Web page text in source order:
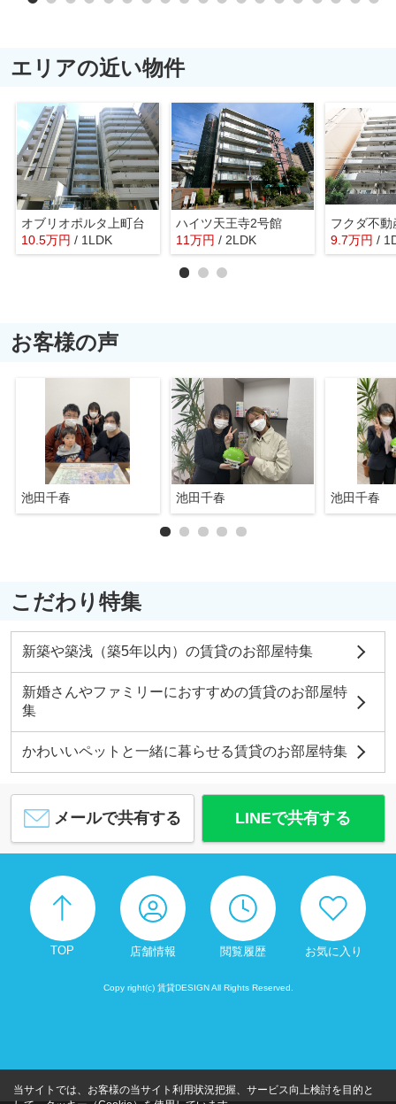
エリアの近い物件
オブリオポルタ上町台
10.5万円 / 1LDK
ハイツ天王寺2号館
11万円 / 2LDK 9.7万円 /
お客様の声
池田千春 池田千春 池田千春
こだわり特集
新築や築浅（築5年以内）の賃貸のお部屋特集
新婚さんやファミリーにおすすめの賃貸のお部屋特
集
かわいいペットと一緒に暮らせる賃貸のお部屋特集
メールで共有する LINEで共有する
TOP 店舗情報 閲覧履歴 お気に入り
Copy right(c) 賃貸DESIGN All Rights Reserved.
当サイトでは、お客様の当サイト利用状況把握、サービス向上検討を目的と